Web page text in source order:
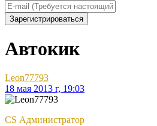
Зарегистрироваться
Автокик
Leon77793
18 мая 2013 г, 19:03
CS Администратор